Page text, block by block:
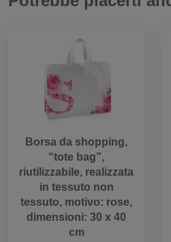
Borsa da shopping,
“tote bag”,
riutilizzabile, realizzata
in tessuto non
tessuto, motivo: rose,
dimensioni: 30 x 40
cm